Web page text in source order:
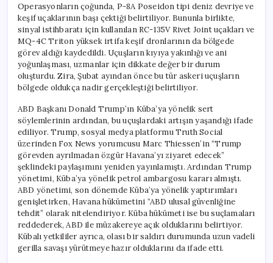
Operasyonların çoğunda, P-8A Poseidon tipi deniz devriye ve
keşif uçaklarının başı çektiği belirtiliyor. Bununla birlikte,
sinyal istihbaratı için kullanılan RC-135V Rivet Joint uçakları ve
MQ-4C Triton yüksek irtifa keşif dronlarının da bölgede
görev aldığı kaydedildi. Uçuşların kıyıya yakınlığı ve ani
yoğunlaşması, uzmanlar için dikkate değer bir durum
oluşturdu. Zira, Şubat ayından önce bu tür askeri uçuşların
bölgede oldukça nadir gerçekleştiği belirtiliyor.
ABD Başkanı Donald Trump’ın Küba’ya yönelik sert
söylemlerinin ardından, bu uçuşlardaki artışın yaşandığı ifade
ediliyor. Trump, sosyal medya platformu Truth Social
üzerinden Fox News yorumcusu Marc Thiessen’in “Trump
görevden ayrılmadan özgür Havana’yı ziyaret edecek”
şeklindeki paylaşımını yeniden yayınlamıştı. Ardından Trump
yönetimi, Küba’ya yönelik petrol ambargosu kararı almıştı.
ABD yönetimi, son dönemde Küba’ya yönelik yaptırımları
genişletirken, Havana hükümetini “ABD ulusal güvenliğine
tehdit” olarak nitelendiriyor. Küba hükümeti ise bu suçlamaları
reddederek, ABD ile müzakereye açık olduklarını belirtiyor.
Kübalı yetkililer ayrıca, olası bir saldırı durumunda uzun vadeli
gerilla savaşı yürütmeye hazır olduklarını da ifade etti.